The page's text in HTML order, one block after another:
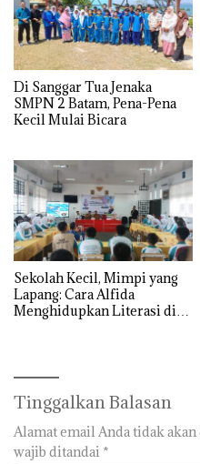
Di Sanggar Tua Jenaka
SMPN 2 Batam, Pena-Pena
Kecil Mulai Bicara
Sekolah Kecil, Mimpi yang
Lapang: Cara Alfida
Menghidupkan Literasi di
Tinggalkan Balasan
Alamat email Anda tidak
wajib ditandai *